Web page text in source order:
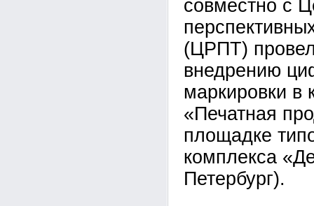
совместно с
(ЦРПТ)
внедрению
маркировки в
«Печатная
площадке
комплекса
Петербург).